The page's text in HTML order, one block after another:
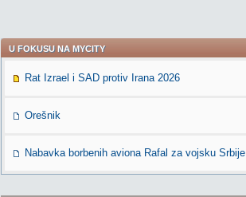
U FOKUSU NA MYCITY
Rat Izrael i SAD protiv Irana 2026
Orešnik
Nabavka borbenih aviona Rafal za vojsku Srbije